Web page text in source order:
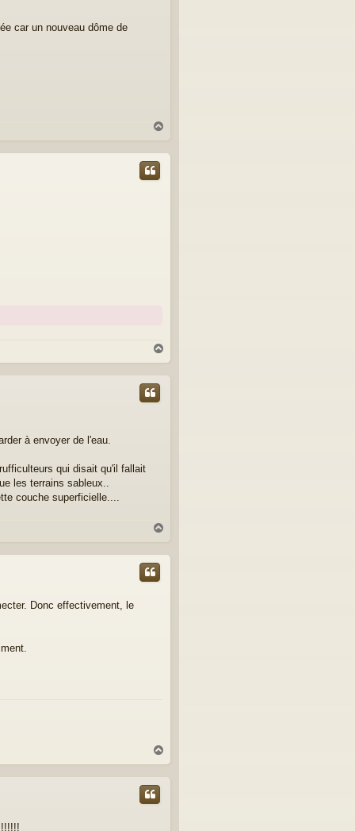
car un nouveau dôme de
u
a
à envoyer de l'eau.
qui disait qu'il fallait
les terrains sableux..
couche superficielle....
u
Donc effectivement, le
a